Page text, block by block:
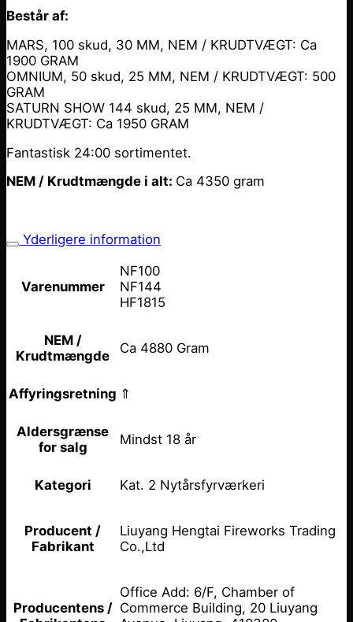
Består af:
MARS, 100 skud, 30 MM, NEM / KRUDTVÆGT: Ca
1900 GRAM
OMNIUM, 50 skud, 25 MM, NEM / KRUDTVÆGT: 500
GRAM
SATURN SHOW 144 skud, 25 MM, NEM /
KRUDTVÆGT: Ca 1950 GRAM
Fantastisk 24:00 sortimentet.
NEM / Krudtmængde i alt: Ca 4350 gram
Yderligere information
Varenummer
NF100
NF144
HF1815
NEM /
Krudtmængde
Ca 4880 Gram
Affyringsretning ⇑
Aldersgrænse
for salg
Mindst 18 år
Kategori Kat. 2 Nytårsfyrværkeri
Producent /
Fabrikant
Liuyang Hengtai Fireworks Trading
Co.,Ltd
Producentens /
Office Add: 6/F, Chamber of
Commerce Building, 20 Liuyang